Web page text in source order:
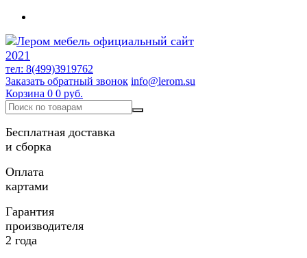
тел: 8(499)3919762
Заказать обратный звонок info@lerom.su
Корзина 0 0 руб.
Бесплатная доставка
и сборка
Оплата
картами
Гарантия
производителя
2 года